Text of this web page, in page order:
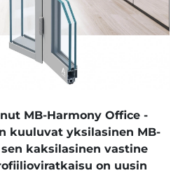
MB-Harmony Office -
kuuluvat yksilasinen MB-
kaksilasinen vastine
on uusin